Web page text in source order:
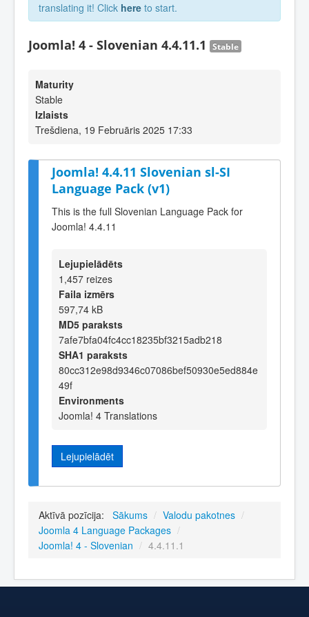
translating it! Click here to start.
Joomla! 4 - Slovenian 4.4.11.1 Stable
Maturity
Stable
Izlaists
Trešdiena, 19 Februāris 2025 17:33
Joomla! 4.4.11 Slovenian sl-SI
Language Pack (v1)
This is the full Slovenian Language Pack for
Joomla! 4.4.11
Lejupielādēts
1,457 reizes
Faila izmērs
597,74 kB
MD5 paraksts
7afe7bfa04fc4cc18235bf3215adb218
SHA1 paraksts
80cc312e98d9346c07086bef50930e5ed884e
49f
Environments
Joomla! 4 Translations
Lejupielādēt
Aktīvā pozīcija: Sākums / Valodu pakotnes /
Joomla 4 Language Packages /
Joomla! 4 - Slovenian / 4.4.11.1